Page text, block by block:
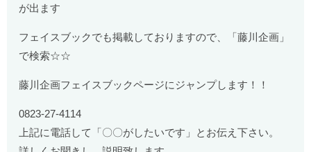
が出ます
フェイスブックでも掲載しておりますので、「藤川企画」
で検索☆☆
藤川企画フェイスブックページにジャンプします！！
0823-27-4114
上記に電話して「〇〇がしたいです」とお伝え下さい。